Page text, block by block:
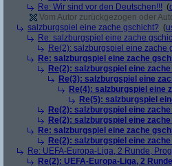
Re: Wir sind vor den Deutschen!!! (
Vom Autor zurückgezogen oder
salzburgspiel eine zache gschicht? (
Re: salzburgspiel eine zache
Re(2): salzburgspiel eine zache
Re: salzburgspiel eine zache
Re(2): salzburgspiel eine
Re(3): salzburgspiel eine
Re(4): salzburgspiel eine
Re(5): salzburgspiel
Re(2): salzburgspiel eine
Re(2): salzburgspiel eine
Re: salzburgspiel eine zache
Re(2): salzburgspiel eine
Re: UEFA-Europa-Liga, 2 Runde,
Re(2): UEFA-Europa-Liga, 2